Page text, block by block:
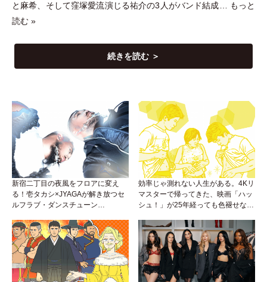
と麻希、そして窪塚愛流演じる祐介の3人がバンド結成… もっと
読む »
続きを読む ＞
新宿二丁目の夜風をフロアに変え
る！壱タカシ×JYAGAが解き放つセ
ルフラブ・ダンスチューン
効率じゃ測れない人生がある。4Kリ
マスターで帰ってきた、映画「ハッ
シュ！」が25年経っても色褪せない